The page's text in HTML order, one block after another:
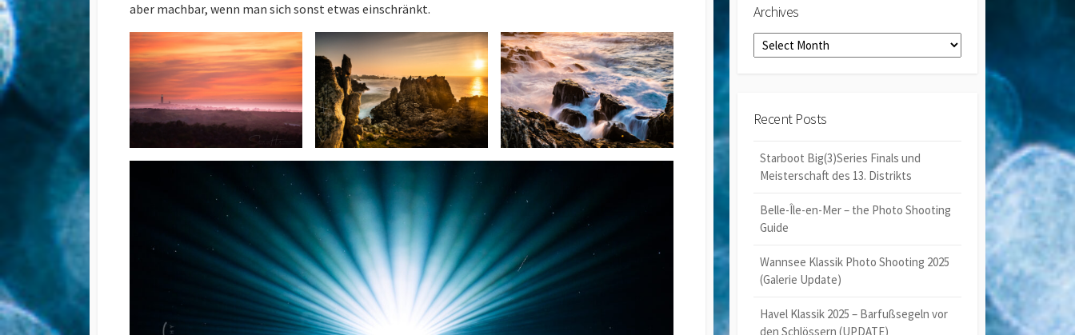
aber machbar, wenn man sich sonst etwas einschränkt.
Archives
Archives
Recent Posts
Starboot Big(3)Series Finals und
Meisterschaft des 13. Distrikts
Belle-Île-en-Mer – the Photo Shooting
Guide
Wannsee Klassik Photo Shooting 2025
(Galerie Update)
Havel Klassik 2025 – Barfußsegeln vor
den Schlössern (UPDATE)